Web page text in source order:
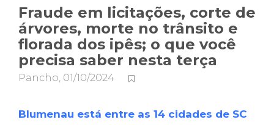
Fraude em licitações, corte de
árvores, morte no trânsito e
florada dos ipês; o que você
precisa saber nesta terça
Pancho, 01/10/2024
Blumenau está entre as 14 cidades de SC